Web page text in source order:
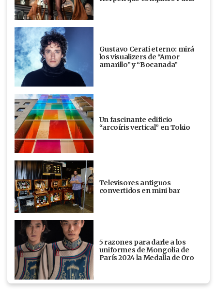
Gustavo Cerati eterno: mirá
los visualizers de “Amor
amarillo” y “Bocanada”
Un fascinante edificio
“arcoíris vertical” en Tokio
Televisores antiguos
convertidos en mini bar
5 razones para darle a los
uniformes de Mongolia de
París 2024 la Medalla de Oro